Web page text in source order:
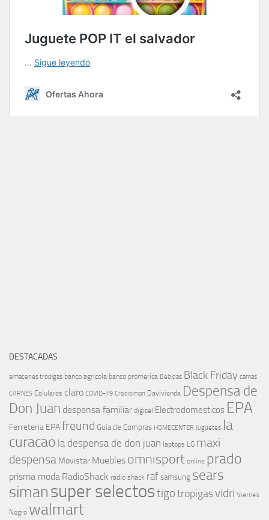
DESTACADAS
almacenes tropigas banco agricola banco promerica Bebidas Black Friday camas
CARNES Celulares claro COVID-19 Credisiman Davivienda Despensa de
Don Juan despensa familiar digicel Electrodomesticos EPA
Ferreteria EPAfreund Guia de Compras HOMECENTER Juguetes la
curacao la despensa de don juan laptops LG maxi
despensa Movistar Muebles omnisport online prado
prisma moda RadioShack radio shack raf samsung sears
simansuper selectostigotropigasvidri Viernes
Negro walmart